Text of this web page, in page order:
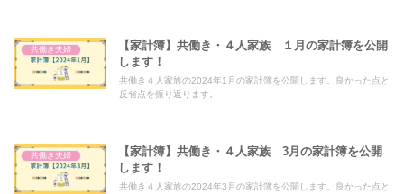
共働き夫婦
【家計簿】共働き・４人家族 １月の家計簿を公開
します！
共働き４人家族の2024年1月の家計簿を公開します。良かった点と
反省点を振り返ります。
共働き夫婦
【家計簿】共働き・４人家族 3月の家計簿を公開
します！
共働き４人家族の2024年3月の家計簿を公開します。良かった点と